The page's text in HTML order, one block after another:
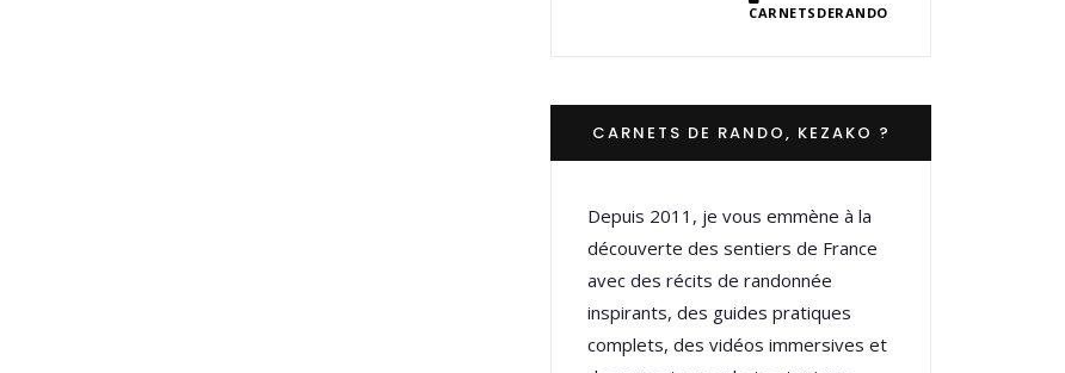
CARNETSDERANDO
CARNETS DE RANDO, KEZAKO ?
Depuis 2011, je vous emmène à la
découverte des sentiers de France
avec des récits de randonnée
inspirants, des guides pratiques
complets, des vidéos immersives et